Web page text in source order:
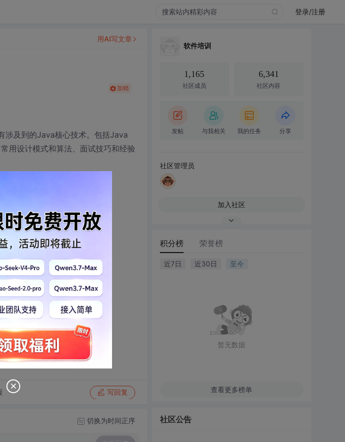
登录/注册
加精
涉及到的Java核心技术。包括Java
用设计模式和算法、面试技巧和经验
学习方向、学习重点。
写回复
用AI写文章
切换为时间正序
软件培训
1,165
社区成员
6,341
社区内容
发帖 与我相关 我的任务 分享
社区管理员
加入社区
积分榜 荣誉榜
近7日 近30日 至今
暂无数据
查看更多榜单
社区公告